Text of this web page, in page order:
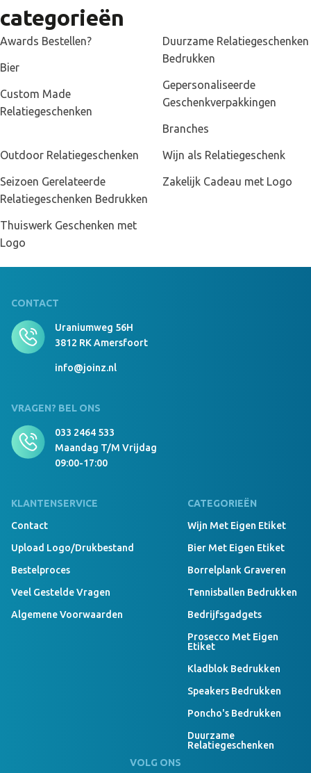
categorieën
Awards Bestellen?
Bier
Custom Made
Relatiegeschenken
Duurzame Relatiegeschenken
Bedrukken
Gepersonaliseerde
Geschenkverpakkingen
Branches
Outdoor Relatiegeschenken
Seizoen Gerelateerde
Relatiegeschenken Bedrukken
Thuiswerk Geschenken met
Logo
Wijn als Relatiegeschenk
Zakelijk Cadeau met Logo
CONTACT
Uraniumweg 56H
3812 RK Amersfoort
info@joinz.nl
VRAGEN? BEL ONS
033 2464 533
Maandag T/m Vrijdag
09:00-17:00
KLANTENSERVICE
Contact
Upload Logo/drukbestand
Bestelproces
Veel Gestelde Vragen
Algemene Voorwaarden
CATEGORIEËN
Wijn Met Eigen Etiket
Bier Met Eigen Etiket
Borrelplank Graveren
Tennisballen Bedrukken
Bedrijfsgadgets
Prosecco Met Eigen
Etiket
Kladblok Bedrukken
Speakers Bedrukken
Poncho's Bedrukken
Duurzame
Relatiegeschenken
VOLG ONS